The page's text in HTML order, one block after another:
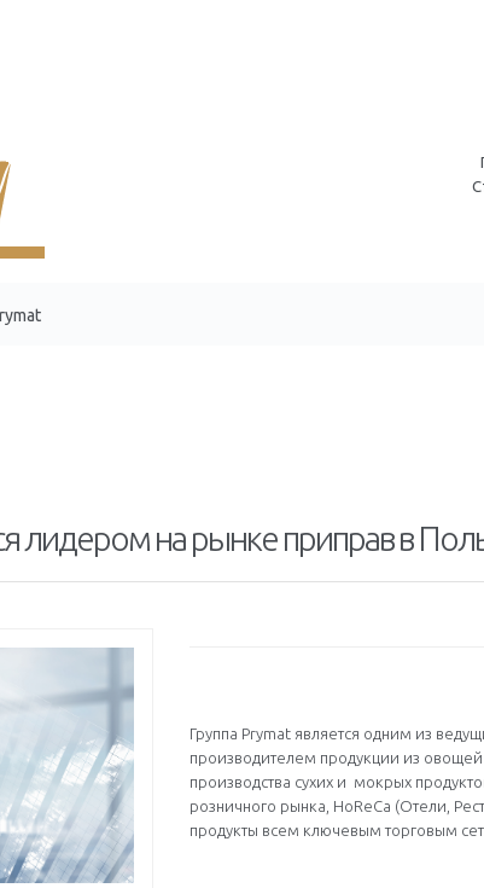
лидером на рынке приправ в
Группа Prymat является одним из
производителем продукции из овощей
производства сухих и мокрых
розничного рынка, HoReCa (Отели,
продукты всем ключевым торговым